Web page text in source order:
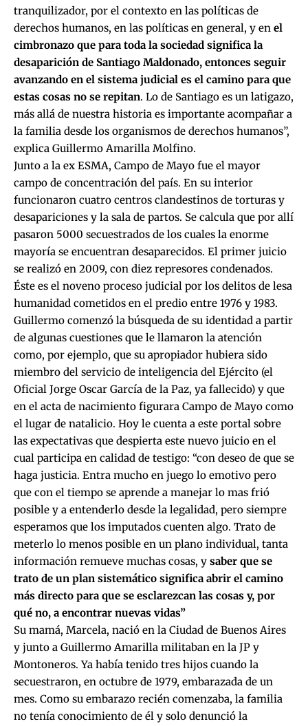
tranquilizador, por el contexto en las políticas de
derechos humanos, en las políticas en general, y en el
cimbronazo que para toda la sociedad significa la
desaparición de Santiago Maldonado, entonces seguir
avanzando en el sistema judicial es el camino para que
estas cosas no se repitan. Lo de Santiago es un latigazo,
más allá de nuestra historia es importante acompañar a
la familia desde los organismos de derechos humanos”,
explica Guillermo Amarilla Molfino.
Junto a la ex ESMA, Campo de Mayo fue el mayor
campo de concentración del país. En su interior
funcionaron cuatro centros clandestinos de torturas y
desapariciones y la sala de partos. Se calcula que por allí
pasaron 5000 secuestrados de los cuales la enorme
mayoría se encuentran desaparecidos. El primer juicio
se realizó en 2009, con diez represores condenados.
Éste es el noveno proceso judicial por los delitos de lesa
humanidad cometidos en el predio entre 1976 y 1983.
Guillermo comenzó la búsqueda de su identidad a partir
de algunas cuestiones que le llamaron la atención
como, por ejemplo, que su apropiador hubiera sido
miembro del servicio de inteligencia del Ejército (el
Oficial Jorge Oscar García de la Paz, ya fallecido) y que
en el acta de nacimiento figurara Campo de Mayo como
el lugar de natalicio. Hoy le cuenta a este portal sobre
las expectativas que despierta este nuevo juicio en el
cual participa en calidad de testigo: “con deseo de que se
haga justicia. Entra mucho en juego lo emotivo pero
que con el tiempo se aprende a manejar lo mas frió
posible y a entenderlo desde la legalidad, pero siempre
esperamos que los imputados cuenten algo. Trato de
meterlo lo menos posible en un plano individual, tanta
información remueve muchas cosas, y saber que se
trato de un plan sistemático significa abrir el camino
más directo para que se esclarezcan las cosas y, por
qué no, a encontrar nuevas vidas”
Su mamá, Marcela, nació en la Ciudad de Buenos Aires
y junto a Guillermo Amarilla militaban en la JP y
Montoneros. Ya había tenido tres hijos cuando la
secuestraron, en octubre de 1979, embarazada de un
mes. Como su embarazo recién comenzaba, la familia
no tenía conocimiento de él y solo denunció la